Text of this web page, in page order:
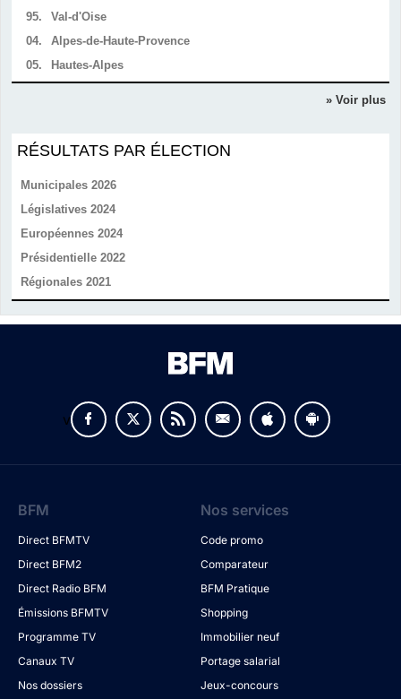
95.
Val-d'Oise
04.
Alpes-de-Haute-Provence
05.
Hautes-Alpes
» Voir plus
RÉSULTATS PAR ÉLECTION
Municipales 2026
Législatives 2024
Européennes 2024
Présidentielle 2022
Régionales 2021
v
BFM
Direct BFMTV
Direct BFM2
Direct Radio BFM
Émissions BFMTV
Programme TV
Canaux TV
Nos dossiers
Nos services
Code promo
Comparateur
BFM Pratique
Shopping
Immobilier neuf
Portage salarial
Jeux-concours